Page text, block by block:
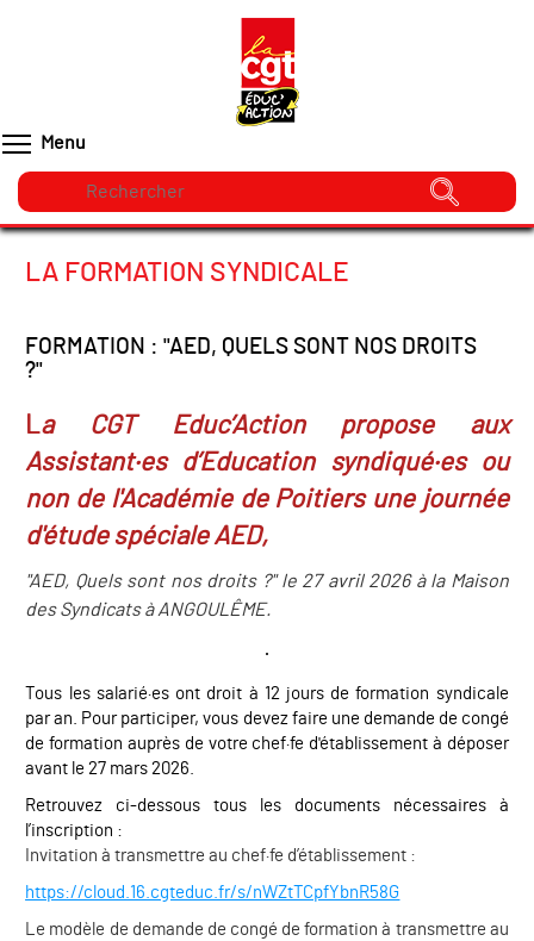
Menu
LA FORMATION SYNDICALE
FORMATION : "AED, QUELS SONT NOS DROITS
?"
La CGT Educ’Action propose aux
Assistant·es d’Education syndiqué·es ou
non de l'Académie de Poitiers une journée
d'étude spéciale AED,
"AED, Quels sont nos droits ?" le 27 avril 2026 à la Maison
des Syndicats à ANGOULÊME.
Tous les salarié·es ont droit à 12 jours de formation syndicale
par an. Pour participer, vous devez faire une demande de congé
de formation auprès de votre chef·fe d'établissement à déposer
avant le 27 mars 2026.
Retrouvez ci-dessous tous les documents nécessaires à
l’inscription :
Invitation à transmettre au chef·fe d’établissement :
https://cloud.16.cgteduc.fr/s/nWZtTCpfYbnR58G
Le modèle de demande de congé de formation à transmettre au